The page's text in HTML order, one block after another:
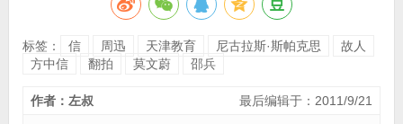
标签： 信 周迅 天津教育 尼古拉斯·斯帕克思
故人
方中信
翻拍 莫文蔚 邵兵
最后编辑于：2011/9/21
作者：左叔